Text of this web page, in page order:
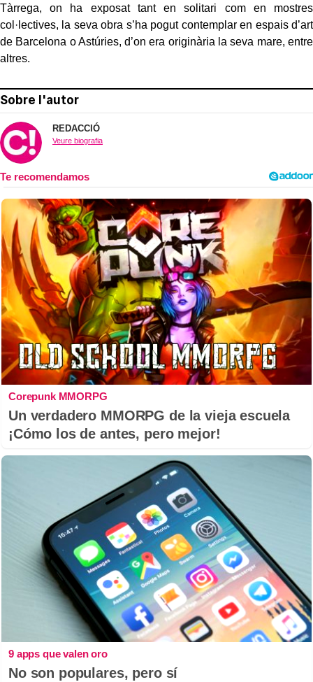
Tàrrega, on ha exposat tant en solitari com en mostres
col·lectives, la seva obra s’ha pogut contemplar en espais d’art
de Barcelona o Astúries, d’on era originària la seva mare, entre
altres.
Sobre l'autor
REDACCIÓ
Veure biografia
Corepunk MMORPG
Un verdadero MMORPG de la vieja escuela
¡Cómo los de antes, pero mejor!
9 apps que valen oro
No son populares, pero sí